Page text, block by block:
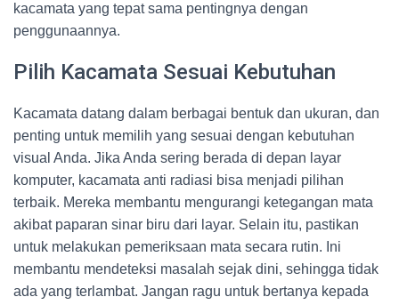
kacamata yang tepat sama pentingnya dengan
penggunaannya.
Pilih Kacamata Sesuai Kebutuhan
Kacamata datang dalam berbagai bentuk dan ukuran, dan
penting untuk memilih yang sesuai dengan kebutuhan
visual Anda. Jika Anda sering berada di depan layar
komputer, kacamata anti radiasi bisa menjadi pilihan
terbaik. Mereka membantu mengurangi ketegangan mata
akibat paparan sinar biru dari layar. Selain itu, pastikan
untuk melakukan pemeriksaan mata secara rutin. Ini
membantu mendeteksi masalah sejak dini, sehingga tidak
ada yang terlambat. Jangan ragu untuk bertanya kepada